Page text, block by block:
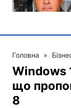
Головна »
Windows
що
8